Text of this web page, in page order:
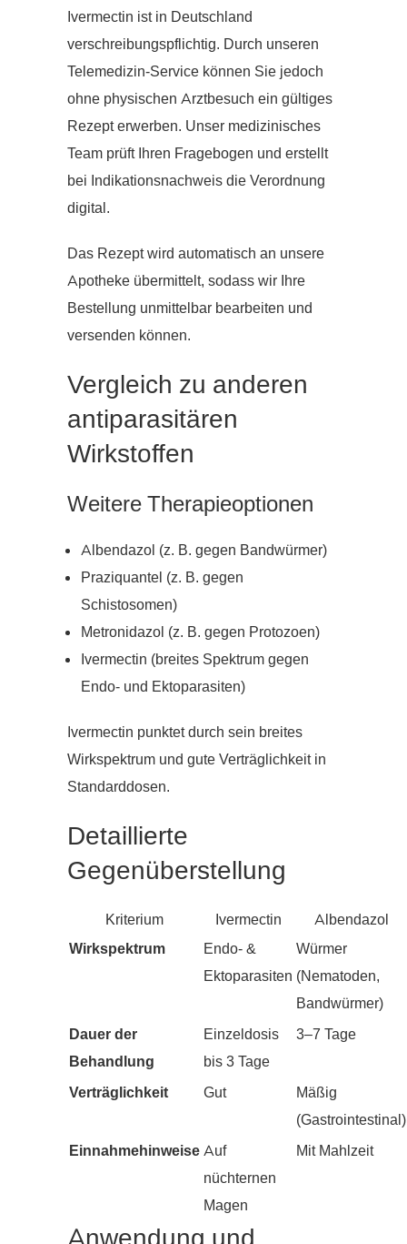
Ivermectin ist in Deutschland
verschreibungspflichtig. Durch unseren
Telemedizin-Service können Sie jedoch
ohne physischen Arztbesuch ein gültiges
Rezept erwerben. Unser medizinisches
Team prüft Ihren Fragebogen und erstellt
bei Indikationsnachweis die Verordnung
digital.
Das Rezept wird automatisch an unsere
Apotheke übermittelt, sodass wir Ihre
Bestellung unmittelbar bearbeiten und
versenden können.
Vergleich zu anderen
antiparasitären
Wirkstoffen
Weitere Therapieoptionen
Albendazol (z. B. gegen Bandwürmer)
Praziquantel (z. B. gegen
Schistosomen)
Metronidazol (z. B. gegen Protozoen)
Ivermectin (breites Spektrum gegen
Endo- und Ektoparasiten)
Ivermectin punktet durch sein breites
Wirkspektrum und gute Verträglichkeit in
Standarddosen.
Detaillierte
Gegenüberstellung
Kriterium Ivermectin
Albendazol
Wirkspektrum
Endo- &
Ektoparasiten
Würmer
(Nematoden,
Bandwürmer)
Dauer der
Behandlung
Einzeldosis
bis 3 Tage
3–7 Tage
Verträglichkeit Gut
Mäßig
(Gastrointestinal)
EinnahmehinweiseAuf
nüchternen
Magen
Mit Mahlzeit